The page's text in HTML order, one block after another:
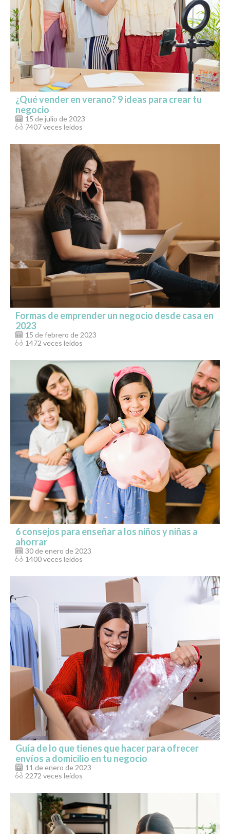
¿Qué vender en verano? 9 ideas para crear tu
negocio
15 de julio de 2023
7407 veces leídos
Formas de emprender un negocio desde casa en
2023
15 de febrero de 2023
1472 veces leídos
6 consejos para enseñar a los niños y niñas a
ahorrar
30 de enero de 2023
1400 veces leídos
Guía de lo que tienes que hacer para ofrecer
envíos a domicilio en tu negocio
11 de enero de 2023
2272 veces leídos